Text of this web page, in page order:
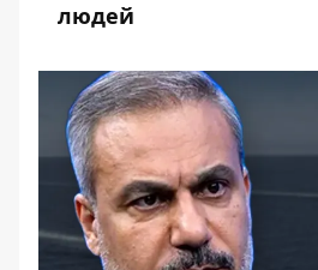
людей